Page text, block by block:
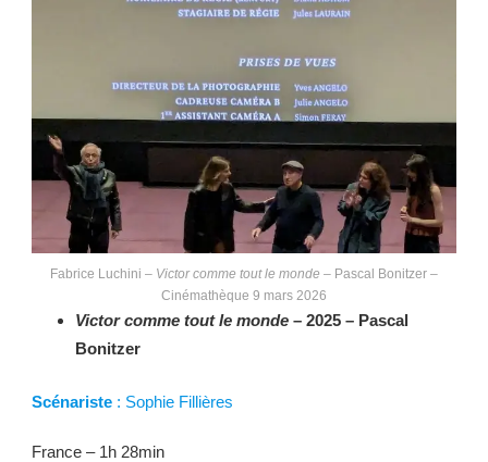
Fabrice Luchini – Victor comme tout le monde – Pascal Bonitzer –
Cinémathèque 9 mars 2026
Victor comme tout le monde – 2025 – Pascal
Bonitzer
Scénariste : Sophie Fillières
France – 1h 28min